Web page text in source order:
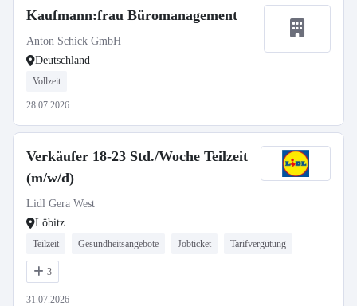
Kaufmann:frau Büromanagement
Anton Schick GmbH
Deutschland
Vollzeit
28.07.2026
Verkäufer 18-23 Std./Woche Teilzeit
(m/w/d)
Lidl Gera West
Löbitz
Teilzeit Gesundheitsangebote Jobticket Tarifvergütung
3
31.07.2026